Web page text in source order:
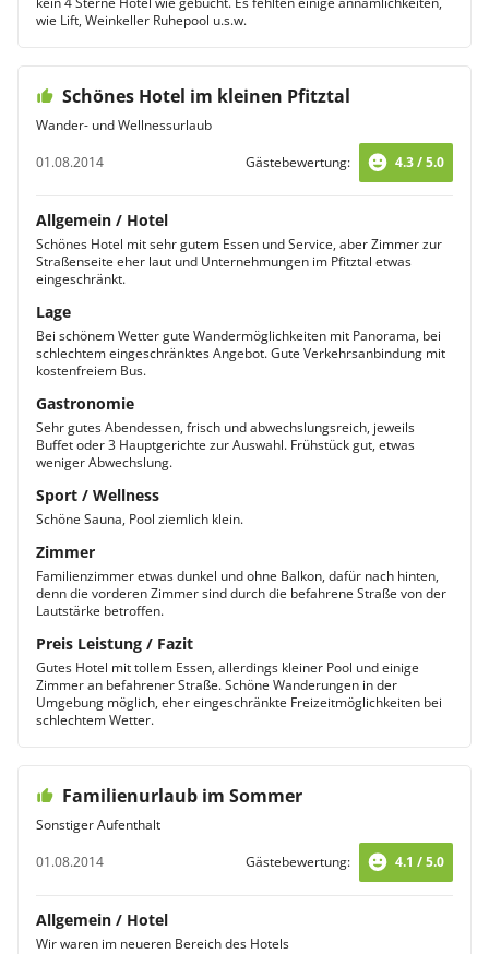
wie Lift, Weinkeller Ruhepool u.s.w.
Schönes Hotel im kleinen Pfitztal
Wander- und Wellnessurlaub
01.08.2014
Gästebewertung: 4.3 / 5.0
Allgemein / Hotel
Schönes Hotel mit sehr gutem Essen und Service, aber Zimmer zur
Straßenseite eher laut und Unternehmungen im Pfitztal etwas
eingeschränkt.
Lage
Bei schönem Wetter gute Wandermöglichkeiten mit Panorama, bei
schlechtem eingeschränktes Angebot. Gute Verkehrsanbindung mit
kostenfreiem Bus.
Gastronomie
Sehr gutes Abendessen, frisch und abwechslungsreich, jeweils
Buffet oder 3 Hauptgerichte zur Auswahl. Frühstück gut, etwas
weniger Abwechslung.
Sport / Wellness
Schöne Sauna, Pool ziemlich klein.
Zimmer
Familienzimmer etwas dunkel und ohne Balkon, dafür nach hinten,
denn die vorderen Zimmer sind durch die befahrene Straße von der
Lautstärke betroffen.
Preis Leistung / Fazit
Gutes Hotel mit tollem Essen, allerdings kleiner Pool und einige
Zimmer an befahrener Straße. Schöne Wanderungen in der
Umgebung möglich, eher eingeschränkte Freizeitmöglichkeiten bei
schlechtem Wetter.
Familienurlaub im Sommer
Sonstiger Aufenthalt
01.08.2014
Gästebewertung: 4.1 / 5.0
Allgemein / Hotel
Wir waren im neueren Bereich des Hotels